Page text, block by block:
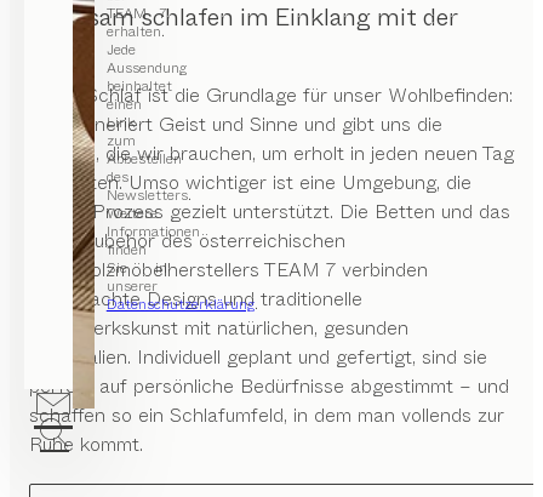
TEAM 7
erhalten.
Jede
Aussendung
beinhaltet
einen
Link
zum
Abbestellen
des
Newsletters.
Weitere
Informationen
finden
Sie in
unserer
Datenschutzerklärung.
Erholsam schlafen im Einklang mit der
Guter Schlaf ist die Grundlage für unser Wohlbefinden:
Er regeneriert Geist und Sinne und gibt uns die
Energie, die wir brauchen, um erholt in jeden neuen Tag
zu starten. Umso wichtiger ist eine Umgebung, die
diesen Prozess gezielt unterstützt. Die Betten und das
Schlafzubehör des österreichischen
Naturholzmöbelherstellers TEAM 7 verbinden
durchdachte Designs und traditionelle
Handwerkskunst mit natürlichen, gesunden
Materialien. Individuell geplant und gefertigt, sind sie
perfekt auf persönliche Bedürfnisse abgestimmt – und
schaffen so ein Schlafumfeld, in dem man vollends zur
Ruhe kommt.